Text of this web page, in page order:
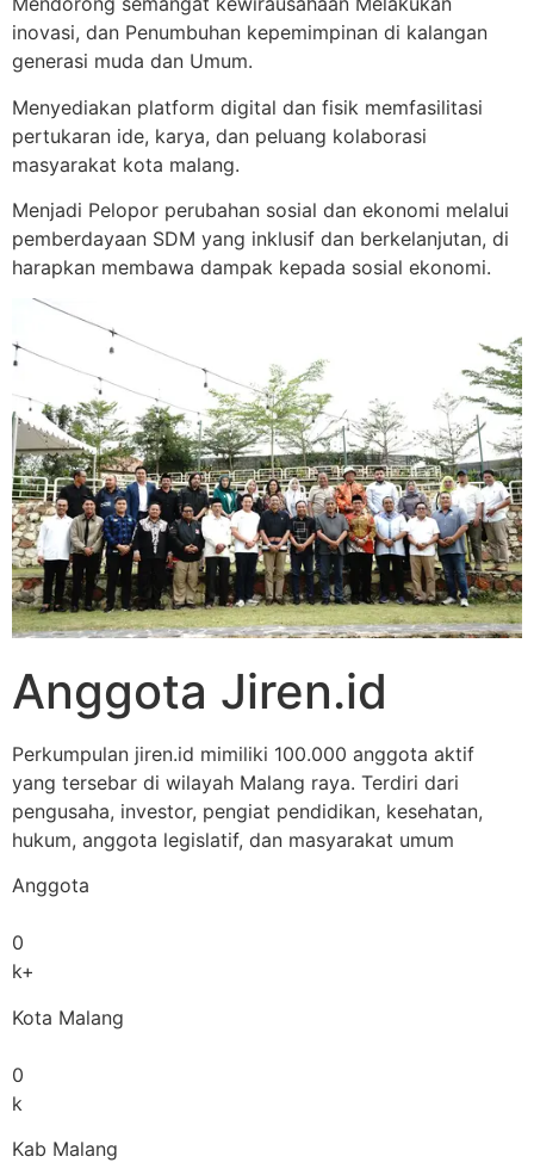
inovasi, dan Penumbuhan kepemimpinan di kalangan
generasi muda dan Umum.
Menyediakan platform digital dan fisik memfasilitasi
pertukaran ide, karya, dan peluang kolaborasi
masyarakat kota malang.
Menjadi Pelopor perubahan sosial dan ekonomi melalui
pemberdayaan SDM yang inklusif dan berkelanjutan, di
harapkan membawa dampak kepada sosial ekonomi.
Anggota Jiren.id
Perkumpulan jiren.id mimiliki 100.000 anggota aktif
yang tersebar di wilayah Malang raya. Terdiri dari
pengusaha, investor, pengiat pendidikan, kesehatan,
hukum, anggota legislatif, dan masyarakat umum
Anggota
0
k+
Kota Malang
0
k
Kab Malang